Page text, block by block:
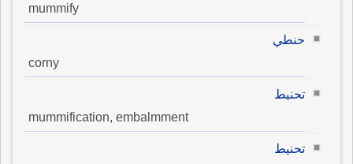
mummify
حنطي
corny
تحنيط
mummification, embalmment
تحنيط